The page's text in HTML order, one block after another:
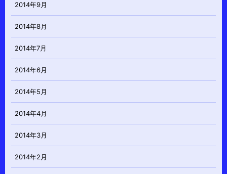
2014年9月
2014年8月
2014年7月
2014年6月
2014年5月
2014年4月
2014年3月
2014年2月